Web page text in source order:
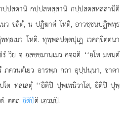
ปฺปสตานิ กปฺปสหสฺสานิ กปฺปสตสหสฺสานีติ
ว ขลิตํ, น ปฏิฆาตํ โหติ, อาวชฺชนปฏิพทฺธ
ทฺธเมว โหติ. ทุพฺพลปตฺตปุเฏ เวคกฺขิตฺตนา
วิย จ อสชฺชมานเมว คจฺฉติ. ‘‘อโห มหนฺตํ
ภควนฺตํเยว อารพฺภ กถา อุปฺปนฺนา, ชาตา
ต ทสฺเสตุํ ‘‘อิติปิ ปุพฺเพนิวาโส, อิติปิ ปุพฺ
ตํ. ตตฺถอิติปีติ เอวมฺปิ.